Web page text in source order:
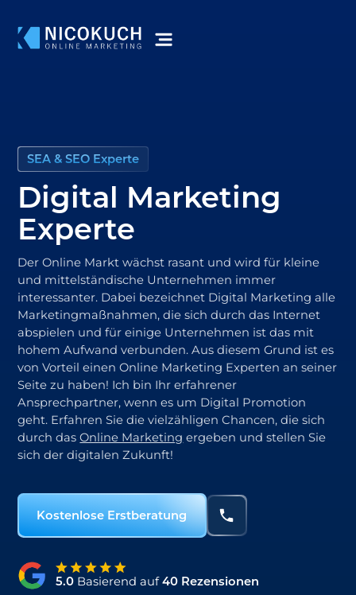
SEA & SEO Experte
Digital Marketing
Experte
Der Online Markt wächst rasant und wird für kleine
und mittelständische Unternehmen immer
interessanter. Dabei bezeichnet Digital Marketing alle
Marketingmaßnahmen, die sich durch das Internet
abspielen und für einige Unternehmen ist das mit
hohem Aufwand verbunden. Aus diesem Grund ist es
von Vorteil einenOnline Marketing Experten an seiner
Seite zu haben! Ich bin Ihr erfahrener
Ansprechpartner, wenn es um Digital Promotion
geht. Erfahren Sie die vielzähligen Chancen, die sich
durch dasOnline Marketing ergeben und stellen Sie
sich der digitalen Zukunft!
Kostenlose Erstberatung
5.0 Basierend auf40 Rezensionen